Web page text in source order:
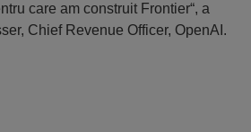
care am construit Frontier“, a
Chief Revenue Officer, OpenAI.